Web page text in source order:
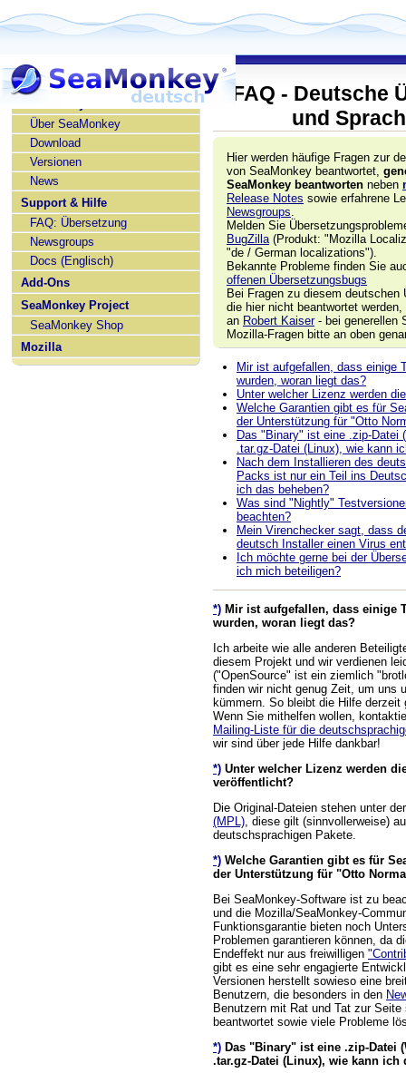
SeaMonkey deutsch
Über SeaMonkey
Download
Versionen
News
Support & Hilfe
FAQ: Übersetzung
Newsgroups
Docs (Englisch)
Add-Ons
SeaMonkey Project
SeaMonkey Shop
Mozilla
FAQ - Deutsche
und
Hier werden häufige Fragen zur
von SeaMonkey beantwortet,
SeaMonkey beantworten neben
Release Notes sowie erfahrene
Newsgroups
Melden Sie
BugZilla (Produkt: "Mozilla
"de / German localizations").
Bekannte Probleme finden Sie
offenen Übersetzungsbugs
Bei Fragen zu diesem deutschen
die hier nicht beantwortet
an Robert Kaiser- bei generellen
Mozilla-Fragen bitte an oben
Mir ist aufgefallen, dass einige
wurden, woran liegt das?
Unter welcher Lizenz werden
Welche Garantien gibt es für
der Unterstützung für "Otto
Das "Binary" ist eine .zip-Datei
.tar.gz-Datei (Linux), wie kann
Nach dem Installieren des
Packs ist nur ein Teil ins
ich das beheben?
Was sind "Nightly"
beachten?
Mein Virenchecker sagt, dass
deutsch Installer einen Virus
Ich möchte gerne bei der
ich mich beteiligen?
*) Mir ist aufgefallen, dass einige
wurden, woran liegt das?
Ich arbeite wie alle anderen
diesem Projekt und wir verdienen
("OpenSource" ist ein ziemlich
finden wir nicht genug Zeit, um uns
kümmern. So bleibt die Hilfe derzeit
Wenn Sie mithelfen wollen,
Mailing-Liste für die
wir sind über jede Hilfe dankbar!
*) Unter welcher Lizenz werden
veröffentlicht?
Die Original-Dateien stehen unter
(MPL) , diese gilt (sinnvollerweise)
deutschsprachigen Pakete.
*) Welche Garantien gibt es für
der Unterstützung für "Otto
Bei SeaMonkey-Software ist zu
und die Mozilla/SeaMonkey-
Funktionsgarantie bieten noch
Problemen garantieren können, da
Endeffekt nur aus freiwilligen
gibt es eine sehr engagierte
Versionen herstellt sowieso eine
Benutzern, die besonders in den
Benutzern mit Rat und Tat zur Seite
beantwortet sowie viele Probleme
*) Das "Binary" ist eine .zip-Datei
.tar.gz-Datei (Linux), wie kann ich